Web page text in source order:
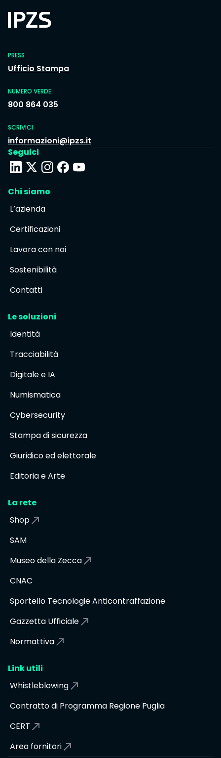
PRESS
Ufficio Stampa
NUMERO VERDE
800 864 035
SCRIVICI
informazioni@ipzs.it
Seguici
Chi siamo
L’azienda
Certificazioni
Lavora con noi
Sostenibilità
Contatti
Le soluzioni
Identità
Tracciabilità
Digitale e IA
Numismatica
Cybersecurity
Stampa di sicurezza
Giuridico ed elettorale
Editoria e Arte
La rete
Shop
SAM
Museo della Zecca
CNAC
Sportello Tecnologie Anticontraffazione
Gazzetta Ufficiale
Normattiva
Link utili
Whistleblowing
Contratto di Programma Regione Puglia
CERT
Area fornitori